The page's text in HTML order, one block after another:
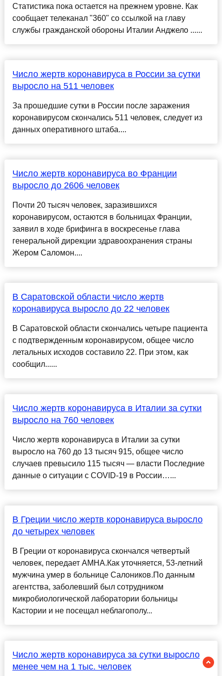
Статистика пока остается на прежнем уровне. Как
сообщает телеканал "360" со ссылкой на главу
службы гражданской обороны Италии Анджело ......
Число жертв коронавируса в России за сутки
выросло на 511 человек
За прошедшие сутки в России после заражения
коронавирусом скончались 511 человек, следует из
данных оперативного штаба....
Число жертв коронавируса во Франции
выросло до 2606 человек
Почти 20 тысяч человек, заразившихся
коронавирусом, остаются в больницах Франции,
заявил в ходе брифинга в воскресенье глава
генеральной дирекции здравоохранения страны
Жером Саломон....
В Саратовской области число жертв
коронавируса выросло до 22 человек
В Саратовской области скончались четыре пациента
с подтвержденным коронавирусом, общее число
летальных исходов составило 22. При этом, как
сообщил......
Число жертв коронавируса в Италии за сутки
выросло на 760 человек
Число жертв коронавируса в Италии за сутки
выросло на 760 до 13 тысяч 915, общее число
случаев превысило 115 тысяч — власти Последние
данные о ситуации с COVID-19 в России…...
В Греции число жертв коронавируса выросло
до четырех человек
В Греции от коронавируса скончался четвертый
человек, передает АМНА.Как уточняется, 53-летний
мужчина умер в больнице Салоников.По данным
агентства, заболевший был сотрудником
микробиологической лаборатории больницы
Кастории и не посещал неблагополу...
Число жертв коронавируса за сутки выросло
менее чем на 1 тыс. человек